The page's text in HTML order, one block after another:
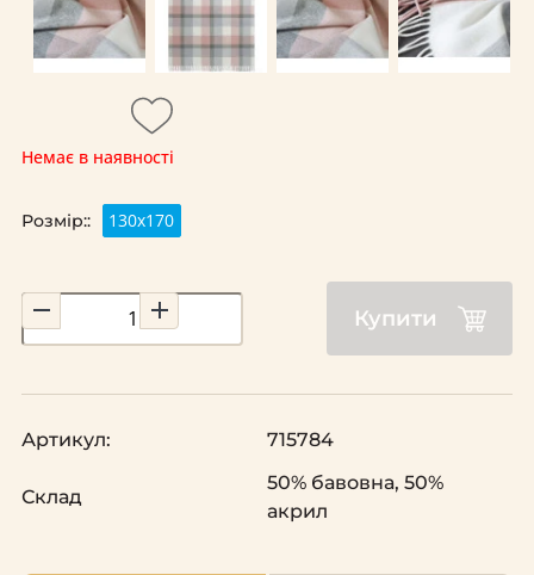
Немає в наявності
Розмір:: 130x170
Купити
Артикул: 715784
Склад
50% бавовна, 50%
акрил